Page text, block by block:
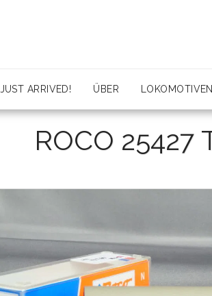
JUST ARRIVED! ÜBER LOKOMOTIVEN
ROCO 25427